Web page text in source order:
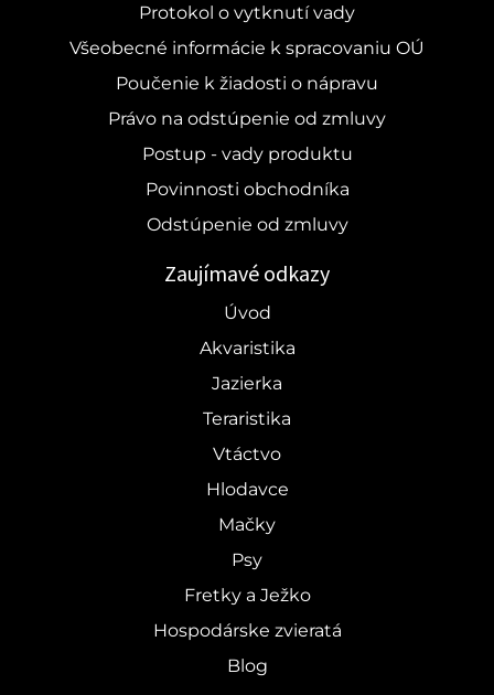
Protokol o vytknutí vady
Všeobecné informácie k spracovaniu OÚ
Poučenie k žiadosti o nápravu
Právo na odstúpenie od zmluvy
Postup - vady produktu
Povinnosti obchodníka
Odstúpenie od zmluvy
Zaujímavé odkazy
Úvod
Akvaristika
Jazierka
Teraristika
Vtáctvo
Hlodavce
Mačky
Psy
Fretky a Ježko
Hospodárske zvieratá
Blog